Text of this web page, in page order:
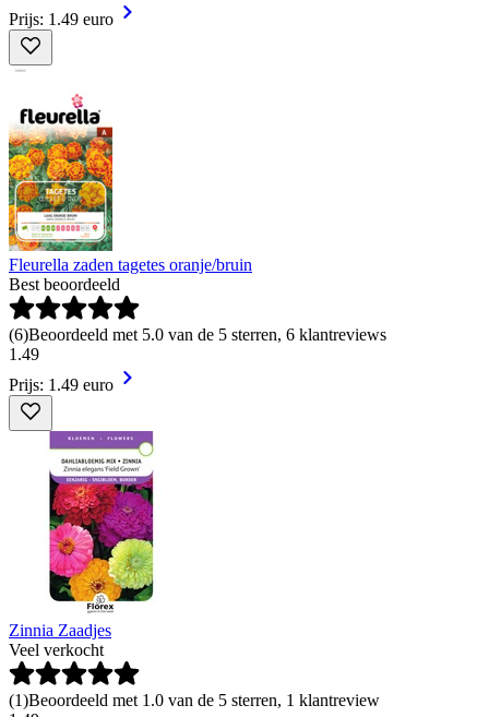
Prijs: 1.49 euro
Fleurella zaden tagetes oranje/bruin
Best beoordeeld
(6)Beoordeeld met 5.0 van de 5 sterren, 6 klantreviews
1 .49
Prijs: 1.49 euro
Zinnia Zaadjes
Veel verkocht
(1)Beoordeeld met 1.0 van de 5 sterren, 1 klantreview